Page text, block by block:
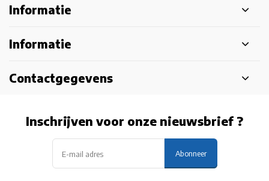
Informatie
Informatie
Contactgegevens
Inschrijven voor onze nieuwsbrief ?
Abonneer